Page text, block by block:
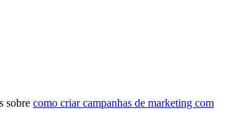
sobre como criar campanhas de marketing com